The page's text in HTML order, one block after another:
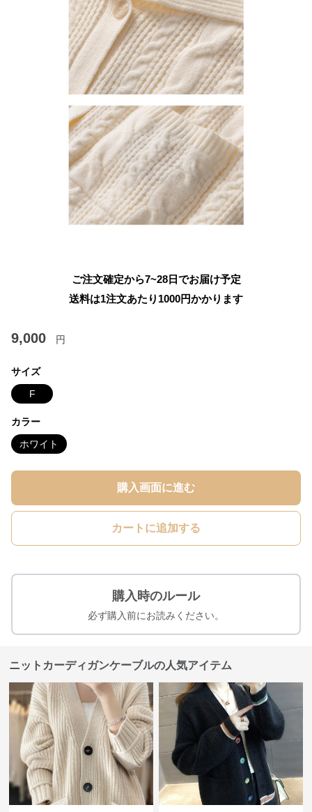
ご注文確定から7~28日でお届け予定
送料は1注文あたり 1000円かかります
9,000 円
サイズ
F
カラー
ホワイト
購入画面に進む
カートに追加する
購入時のルール
必ず購入前にお読みください。
ニットカーディガンケーブルの人気アイテム